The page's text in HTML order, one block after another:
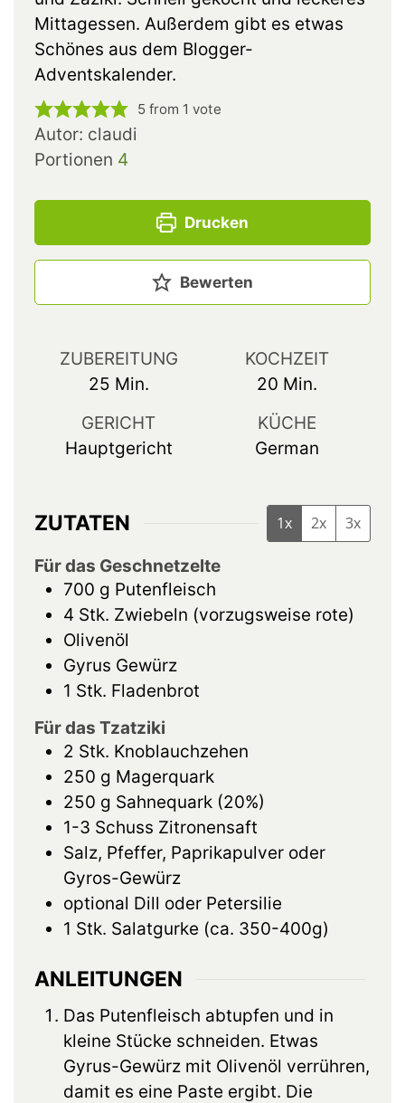
Mittagessen. Außerdem gibt es etwas
Schönes aus dem Blogger-
Adventskalender.
5 from 1 vote
Autor: claudi
Portionen 4
Drucken
Bewerten
ZUBEREITUNG
25 Min.
KOCHZEIT
20 Min.
GERICHT
Hauptgericht
KÜCHE
German
ZUTATEN 1x 2x 3x
Für das Geschnetzelte
700 g Putenfleisch
4 Stk. Zwiebeln (vorzugsweise rote)
Olivenöl
Gyrus Gewürz
1 Stk. Fladenbrot
Für das Tzatziki
2 Stk. Knoblauchzehen
250 g Magerquark
250 g Sahnequark (20%)
1-3 Schuss Zitronensaft
Salz, Pfeffer, Paprikapulver oder
Gyros-Gewürz
optional Dill oder Petersilie
1 Stk. Salatgurke (ca. 350-400g)
ANLEITUNGEN
Das Putenfleisch abtupfen und in
kleine Stücke schneiden. Etwas
Gyrus-Gewürz mit Olivenöl verrühren,
damit es eine Paste ergibt. Die